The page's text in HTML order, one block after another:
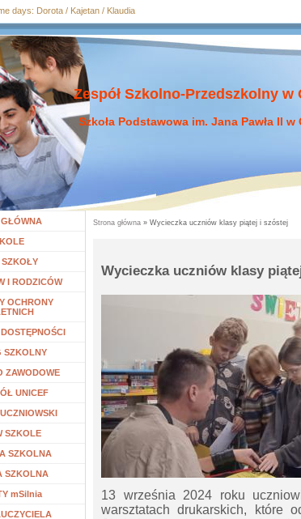
days: Dorota / Kajetan / Klaudia
Zespół Szkolno-Przedszkolny w
Szkoła Podstawowa im. Jana Pawła II w
menu
I RODZICÓW
OCHRONY
SZKOLNY
ZAWODOWE
UNICEF
SZKOLE
SZKOLNA
SZKOLNA
mSilnia
Strona główna » Wycieczka uczniów klasy piątej i szóstej
Wycieczka uczniów klasy
13 września 2024 roku
warsztatach drukarskich, które